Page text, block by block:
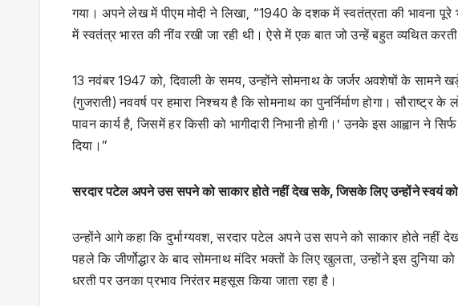
गया। अपने लेख में पीएम मोदी ने लिखा, “1940 के दशक में स्वतंत्रता की भावना
में स्वतंत्र भारत की नींव रखी जा रही थी। ऐसे में एक बात जो उन्हें बहुत व्यथित
13 नवंबर 1947 को, दिवाली के समय, उन्होंने सोमनाथ के जर्जर अवशेषों के
(गुजराती) नववर्ष पर हमारा निश्चय है कि सोमनाथ का पुनर्निर्माण होगा।
पावन कार्य है, जिसमें हर किसी को भागीदारी निभानी होगी।’ उनके इस आह्वान ने
दिया।”
सरदार पटेल अपने उस सपने को साकार होते नहीं देख सके, जिसके लिए उन्होंने स्वयं को
उन्होंने आगे कहा कि दुर्भाग्यवश, सरदार पटेल अपने उस सपने को साकार होते नहीं
पहले कि जीर्णोद्धार के बाद सोमनाथ मंदिर भक्तों के लिए खुलता, उन्होंने इस दुनिया
धरती पर उनका प्रभाव निरंतर महसूस किया जाता रहा है।